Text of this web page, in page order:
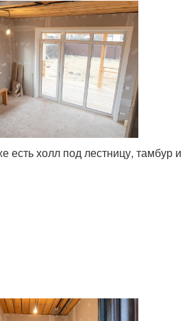
есть холл под лестницу, тамбур и